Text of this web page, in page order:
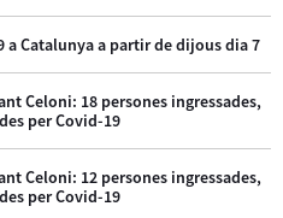
a Catalunya a partir de dijous dia 7
Celoni: 18 persones ingressades,
per Covid-19
Celoni: 12 persones ingressades,
per Covid-19